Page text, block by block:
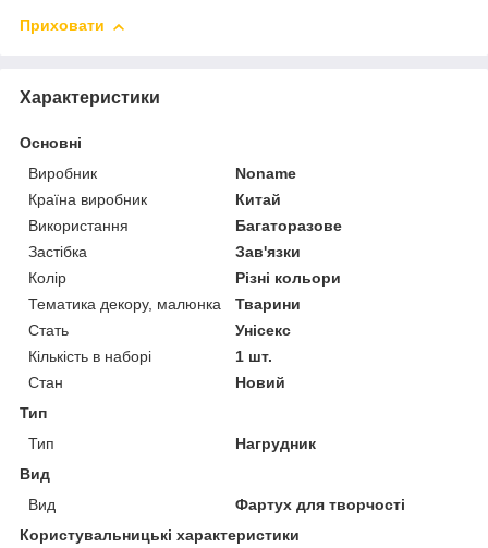
Приховати
Характеристики
Основні
Виробник
Noname
Країна виробник
Китай
Використання
Багаторазове
Застібка
Зав'язки
Колір
Різні кольори
Тематика декору, малюнка
Тварини
Стать
Унісекс
Кількість в наборі
1 шт.
Стан
Новий
Тип
Тип
Нагрудник
Вид
Вид
Фартух для творчості
Користувальницькі характеристики